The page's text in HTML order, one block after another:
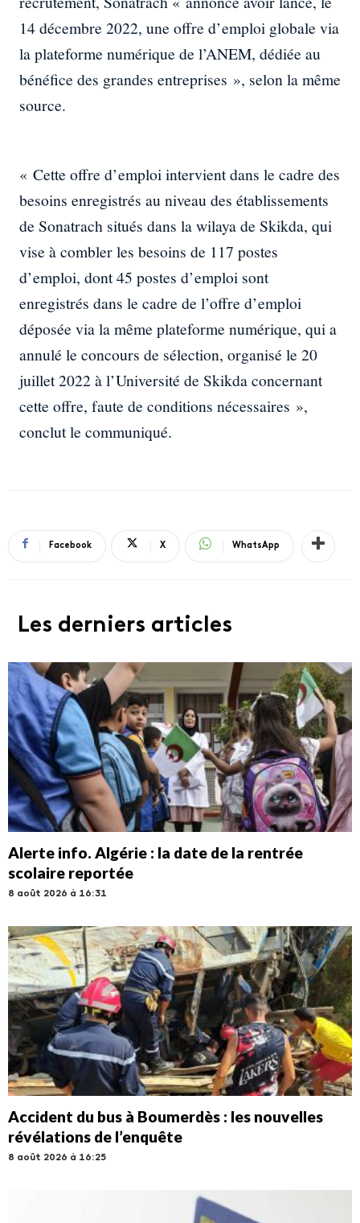
14 décembre 2022, une offre d’emploi globale via
la plateforme numérique de l’ANEM, dédiée au
bénéfice des grandes entreprises », selon la même
source.
« Cette offre d’emploi intervient dans le cadre des
besoins enregistrés au niveau des établissements
de Sonatrach situés dans la wilaya de Skikda, qui
vise à combler les besoins de 117 postes
d’emploi, dont 45 postes d’emploi sont
enregistrés dans le cadre de l’offre d’emploi
déposée via la même plateforme numérique, qui a
annulé le concours de sélection, organisé le 20
juillet 2022 à l’Université de Skikda concernant
cette offre, faute de conditions nécessaires »,
conclut le communiqué.
Facebook X WhatsApp
Les derniers articles
Alerte info. Algérie : la date de la rentrée
scolaire reportée
8 août 2026 à 16:31
Accident du bus à Boumerdès : les nouvelles
révélations de l’enquête
8 août 2026 à 16:25